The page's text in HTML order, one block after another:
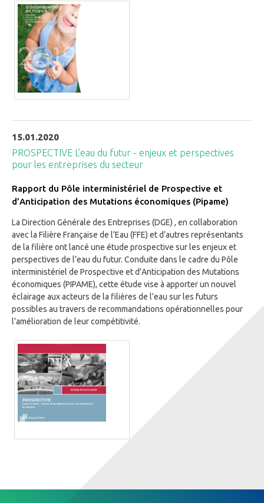
15.01.2020
PROSPECTIVE L’eau du futur - enjeux et perspectives
pour les entreprises du secteur
Rapport du Pôle interministériel de Prospective et
d’Anticipation des Mutations économiques (Pipame)
La Direction Générale des Entreprises (DGE) , en collaboration
avec la Filière Française de l’Eau (FFE) et d’autres représentants
de la filière ont lancé une étude prospective sur les enjeux et
perspectives de l’eau du futur. Conduite dans le cadre du Pôle
interministériel de Prospective et d’Anticipation des Mutations
économiques (PIPAME), cette étude vise à apporter un nouvel
éclairage aux acteurs de la filières de l’eau sur les futurs
possibles au travers de recommandations opérationnelles pour
l’amélioration de leur compétitivité.